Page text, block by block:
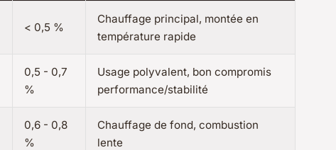
< 0,5 %
Chauffage principal, montée en
température rapide
0,5 - 0,7
%
Usage polyvalent, bon compromis
performance/stabilité
0,6 - 0,8
%
Chauffage de fond, combustion
lente